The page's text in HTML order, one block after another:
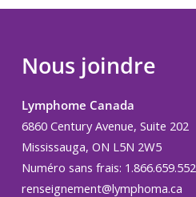
Nous joindre
Lymphome Canada
6860 Century Avenue, Suite 202
Mississauga, ON L5N 2W5
Numéro sans frais:
renseignement@lymphoma.ca